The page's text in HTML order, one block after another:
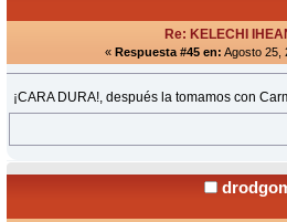
Re: KELECHI
« Respuesta #45 en: Agosto 25,
¡CARA DURA!, después la tomamos con